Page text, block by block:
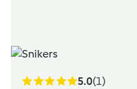
5.0(1)